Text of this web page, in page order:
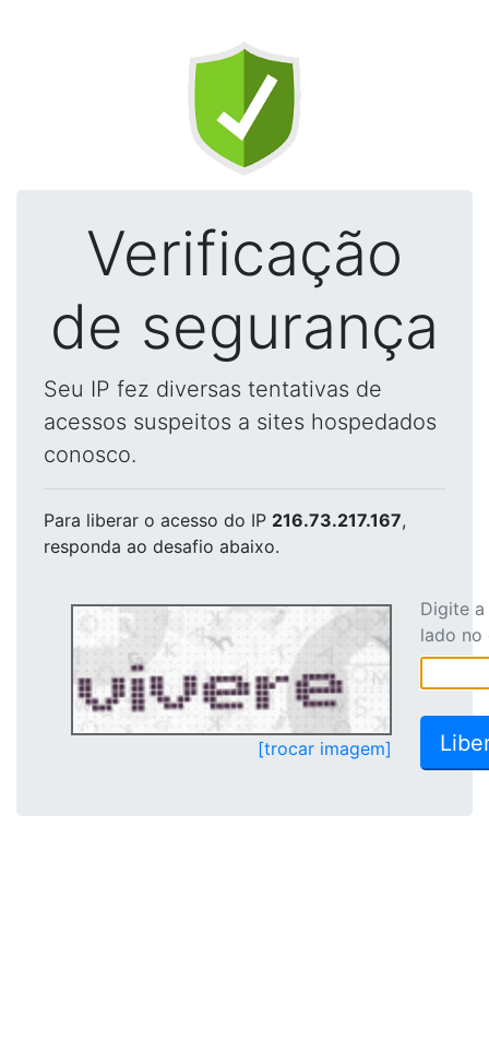
Verificação
de segurança
Seu IP fez diversas tentativas de
acessos suspeitos a sites hospedados
conosco.
Para liberar o acesso do IP 216.73.217.167,
responda ao desafio abaixo.
[trocar imagem]
Digite
lado no